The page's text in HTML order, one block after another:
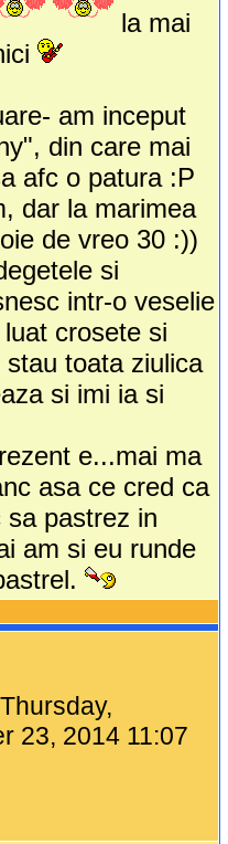
la mai
am inceput
din care mai
afc o patura :P
dar la marimea
de vreo 30 :))
si
intr-o veselie
crosete si
toata ziulica
si imi ia si
e...mai ma
asa ce cred ca
pastrez in
am si eu runde
Thursday,
23, 2014 11:07